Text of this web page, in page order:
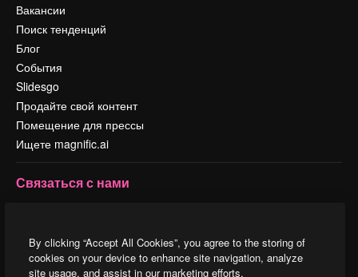
Вакансии
Поиск тенденций
Блог
События
Slidesgo
Продайте свой контент
Помещение для прессы
Ищете magnific.ai
Связаться с нами
YouTube
LinkedIn
By clicking “Accept All Cookies”, you agree to the storing of
cookies on your device to enhance site navigation, analyze
site usage, and assist in our marketing efforts.